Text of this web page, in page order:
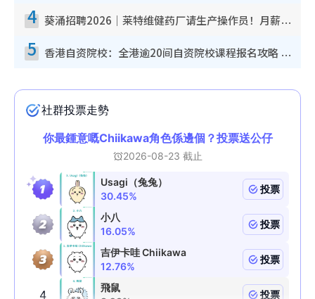
4 葵涌招聘2026｜莱特维健药厂请生产操作员！月薪高达$1.7万 冷气厂房/五天工作/保障双粮
5 香港自资院校：全港逾20间自资院校课程报名攻略 留位费可退/申请日期/报名链接